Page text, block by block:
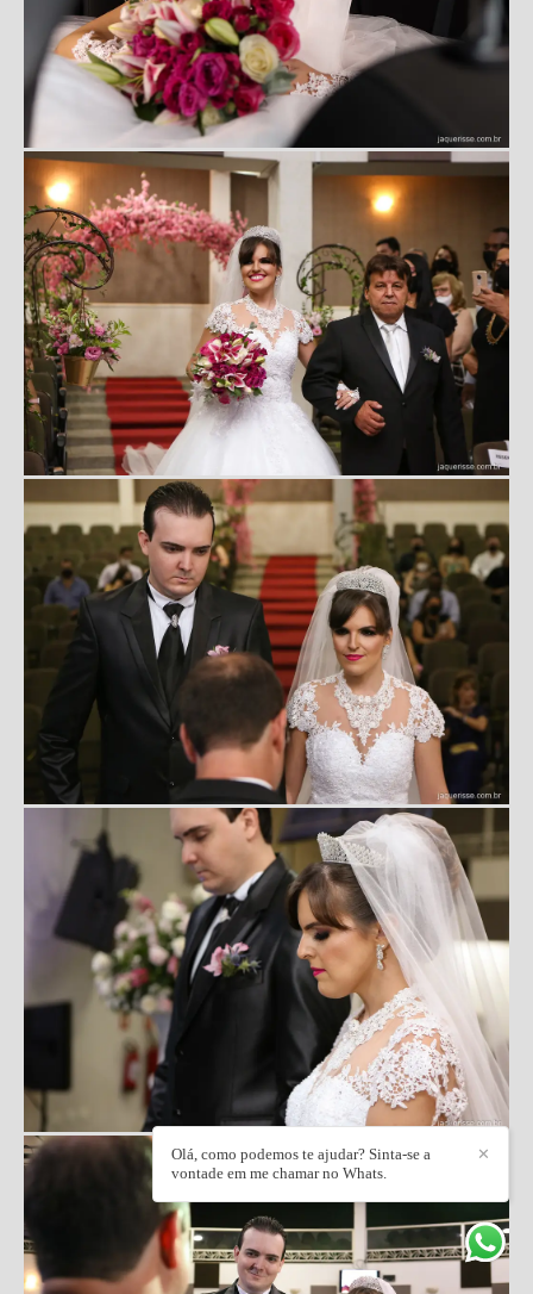
✕
Olá, como podemos te ajudar? Sinta-se a
vontade em me chamar no Whats.